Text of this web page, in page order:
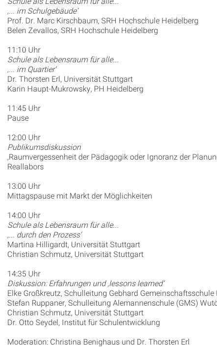
‚... im Schulgebäude‘
Prof. Dr. Marc Kirschbaum, SRH Hochschule Heidelberg
Belen Zevallos, SRH Hochschule Heidelberg
11:10 Uhr
Schule als Lebensraum für alle...
‚... im Quartier‘
Dr. Thorsten Erl, Universität Stuttgart
Karin Haupt-Mukrowsky, PH Heidelberg
11:45 Uhr
Pause
12:00 Uhr
Publikumsdiskussion
‚Raumvergessenheit der Pädagogik oder Ignoranz der
Reallabors
13:00 Uhr
Mittagspause mit Markt der Möglichkeiten
14:00 Uhr
Schule als Lebensraum für alle...
‚... durch den Prozess‘
Martina Hilligardt, Universität Stuttgart
Christian Schmutz, Universität Stuttgart
14:35 Uhr
Diskussion: Erfahrungen und ‚lessons learned‘
Elke Großkreutz, Schulleitung Gebhard Gemeinschaftsschule
Stefan Ruppaner, Schulleitung Alemannenschule (GMS)
Christian Schmutz, Universität Stuttgart
Dr. Otto Seydel, Institut für Schulentwicklung
Moderation: Christina Benighaus und Dr. Thorsten Erl